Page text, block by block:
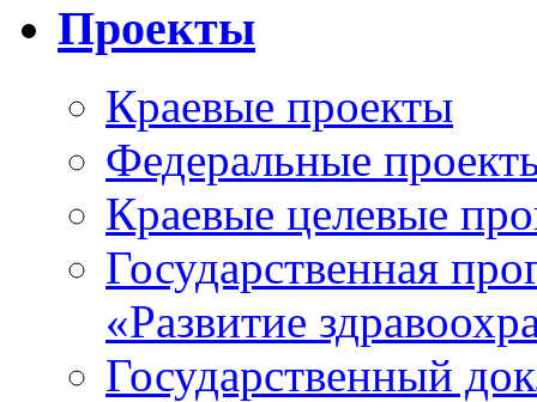
Проекты
Краевые проекты
Федеральные
Краевые целевые
Государственная
«Развитие
Государственный